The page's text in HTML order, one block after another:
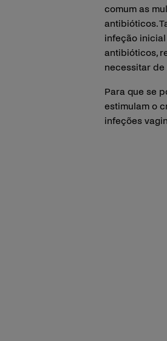
comum as
antibióticos.
infeção
antibióticos,
necessitar
Para que se
estimulam o
infeções